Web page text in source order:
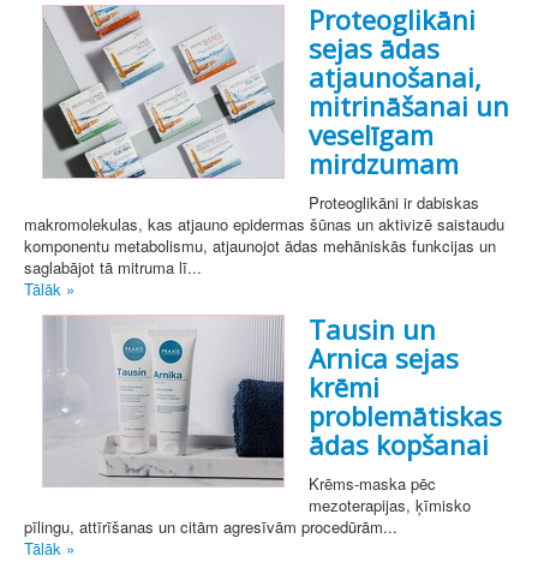
Proteoglikāni
sejas ādas
atjaunošanai,
mitrināšanai un
veselīgam
mirdzumam
Proteoglikāni ir dabiskas
makromolekulas, kas atjauno epidermas šūnas un aktivizē saistaudu
komponentu metabolismu, atjaunojot ādas mehāniskās funkcijas un
saglabājot tā mitruma lī...
Tālāk »
Tausin un
Arnica sejas
krēmi
problemātiskas
ādas kopšanai
Krēms-maska pēc
mezoterapijas, ķīmisko
pīlingu, attīrīšanas un citām agresīvām procedūrām...
Tālāk »